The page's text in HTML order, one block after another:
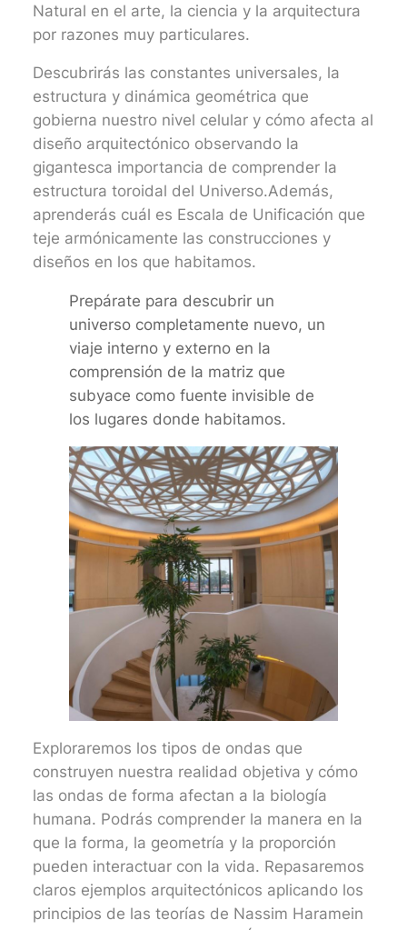
Natural en el arte, la ciencia y la arquitectura
por razones muy particulares.
Descubrirás las constantes universales, la
estructura y dinámica geométrica que
gobierna nuestro nivel celular y cómo afecta al
diseño arquitectónico observando la
gigantesca importancia de comprender la
estructura toroidal del Universo.Además,
aprenderás cuál es Escala de Unificación que
teje armónicamente las construcciones y
diseños en los que habitamos. ​
Prepárate para descubrir un
universo completamente nuevo, un
viaje interno y externo en la
comprensión de la matriz que
subyace como fuente invisible de
los lugares donde habitamos.​
Exploraremos los tipos de ondas que
construyen nuestra realidad objetiva y cómo
las ondas de forma afectan a la biología
humana. Podrás comprender la manera en la
que la forma, la geometría y la proporción
pueden interactuar con la vida. Repasaremos
claros ejemplos arquitectónicos aplicando los
principios de las teorías de Nassim Haramein